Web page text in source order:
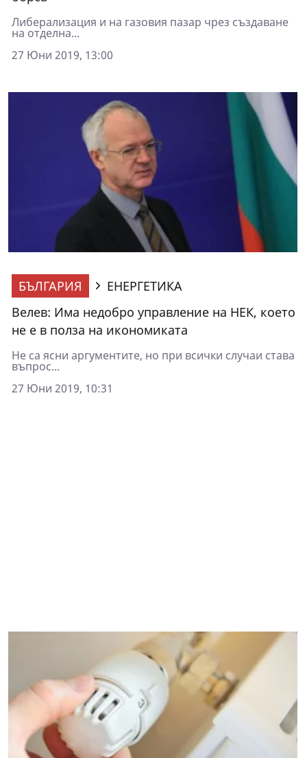
Либерализация и на газовия пазар чрез създаване
на отделна...
27 Юни 2019, 13:00
БЪЛГАРИЯ
ЕНЕРГЕТИКА
Велев: Има недобро управление на НЕК, което
не е в полза на икономиката
Не са ясни аргументите, но при всички случаи става
въпрос...
27 Юни 2019, 10:31